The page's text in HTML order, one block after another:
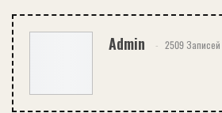
Admin 2509 Записей